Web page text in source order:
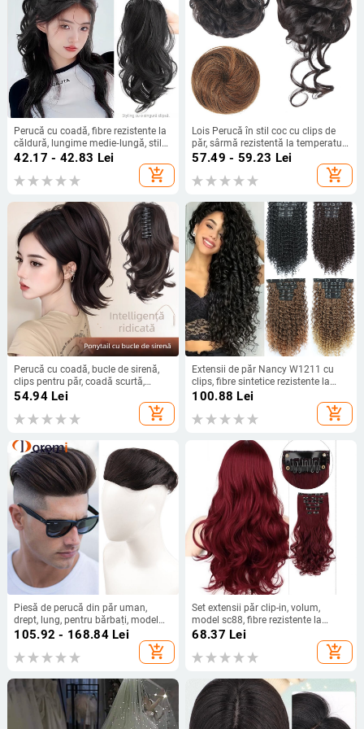
Perucă cu coadă, fibre rezistente la
căldură, lungime medie‑lungă, stil
natural de tip curs de cascadă cu
bucle, model coadă cascadă, nu
poate fi vopsită sau îndreptată
42.17 - 42.83 Lei
add_shopping_cart
Lois Perucă în stil coc cu clips de
păr, sârmă rezistentă la temperaturi
înalte, opțiuni de clips: clip mic sau
clip mare, nu este compatibilă cu
vopsirea cu vopsea fierbinte
57.49 - 59.23 Lei
add_shopping_cart
Perucă cu coadă, bucle de sirenă,
clips pentru păr, coadă scurtă,
coroană înaltă, fir rezistent la
54.94Lei
add_shopping_cart
Extensii de păr Nancy W1211 cu
clips, fibre sintetice rezistente la
temperatură, volum, pot fi vopsite și
100.88 Lei
add_shopping_cart
Piesă de perucă din păr uman,
drept, lung, pentru bărbați, model
BF139-BF142
105.92 - 168.84Lei
add_shopping_cart
Set extensii păr clip-in, volum,
model sc88, fibre rezistente la
temperatură înaltă, lungime șuviță
68.37 Lei
add_shopping_cart